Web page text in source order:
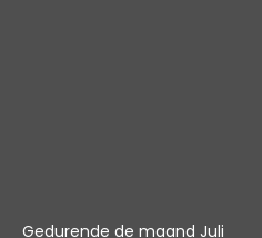
Gedurende de maand Juli